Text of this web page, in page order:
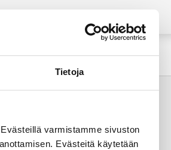
Tietoja
varmistamme sivuston
Evästeitä käytetään
Sisäänostaja FI | EN